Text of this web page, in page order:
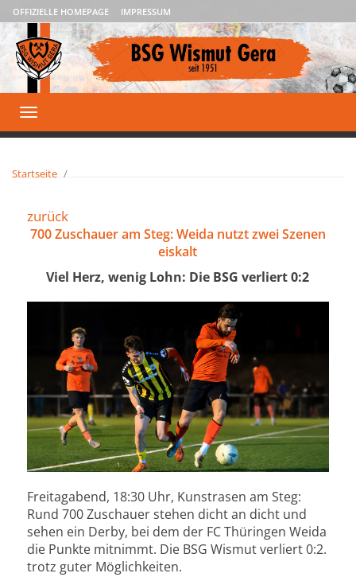
OFFIZIELLE HOMEPAGE IMPRESSUM
Toggle
navigation
Startseite
zurück
700 Zuschauer am Steg: Weida nutzt zwei Szenen
eiskalt
Viel Herz, wenig Lohn: Die BSG verliert 0:2
Freitagabend, 18:30 Uhr, Kunstrasen am Steg:
Rund 700 Zuschauer stehen dicht an dicht und
sehen ein Derby, bei dem der FC Thüringen Weida
die Punkte mitnimmt. Die BSG Wismut verliert 0:2.
trotz guter Möglichkeiten.